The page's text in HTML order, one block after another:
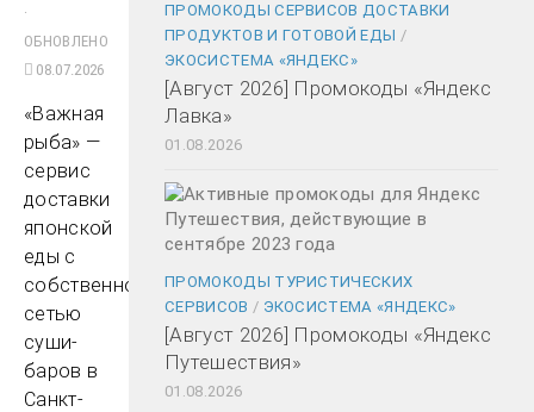
·
ОБНОВЛЕНО
08.07.2026
«Важная
рыба» —
сервис
доставки
японской
еды с
собственной
сетью
суши-
баров в
Санкт-
ПРОМОКОДЫ СЕРВИСОВ ДОСТАВКИ
ПРОДУКТОВ И ГОТОВОЙ ЕДЫ /
ЭКОСИСТЕМА «ЯНДЕКС»
[Август 2026] Промокоды «Яндекс
Лавка»
01.08.2026
ПРОМОКОДЫ ТУРИСТИЧЕСКИХ
СЕРВИСОВ / ЭКОСИСТЕМА «ЯНДЕКС»
[Август 2026] Промокоды «Яндекс
Путешествия»
01.08.2026